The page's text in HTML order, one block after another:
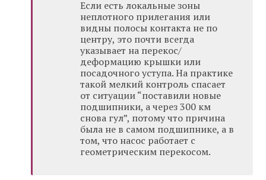
Если есть локальные зоны
неплотного прилегания или
видны полосы контакта не по
центру, это почти всегда
указывает на перекос/
деформацию крышки или
посадочного уступа. На практике
такой мелкий контроль спасает
от ситуации “поставили новые
подшипники, а через 300 км
снова гул”, потому что причина
была не в самом подшипнике, а в
том, что насос работает с
геометрическим перекосом.